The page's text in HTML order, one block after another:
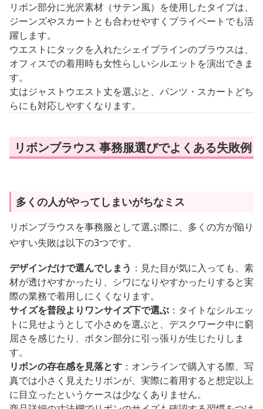
リボン部分に光沢素材（サテン風）を使用したタイプは、
ジーンズやスカートとも合わせやすくプライベートでも活
躍します。
ウエストにタックを入れたシェイプラインのブラウスは、
オフィスでの着用時も女性らしいシルエットを演出できま
す。
丈はジャストウエスト丈を選ぶと、パンツ・スカートどち
らにも対応しやすくなります。
リボンブラウス 事務服選びでよくある失敗例
多くの人がやってしまいがちなミス
リボンブラウスを事務服として選ぶ際に、多くの方が陥り
やすい失敗は以下の3つです。
デザインだけで選んでしまう ：見た目が気に入っても、素
材が透けやすかったり、シワになりやすかったりすると実
際の業務で着用しにくくなります。
サイズを普段よりワンサイズ下で選ぶ ：タイトなシルエッ
トに見せようとして小さめを選ぶと、デスクワーク中に窮
屈さを感じたり、ボタン部分に引っ張りが生じたりしま
す。
リボンの存在感を見落とす ：オンラインで購入する際、写
真では小さく見えたリボンが、実際に着用すると想定以上
に目立ったというケースは少なくありません。